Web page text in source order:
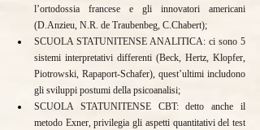
l’ortodossia francese e gli innovatori americani
(D.Anzieu, N.R. de Traubenbeg, C.Chabert);
SCUOLA STATUNITENSE ANALITICA: ci sono 5
sistemi interpretativi differenti (Beck, Hertz, Klopfer,
Piotrowski, Rapaport-Schafer), quest’ultimi includono
gli sviluppi postumi della psicoanalisi;
SCUOLA STATUNITENSE CBT: detto anche il
metodo Exner, privilegia gli aspetti quantitativi del test